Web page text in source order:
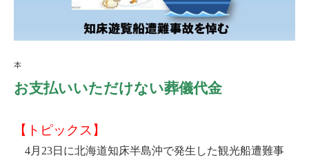
本
お支払いいただけない葬儀代金
【トピックス】
4月23日に北海道知床半島沖で発生した観光船遭難事